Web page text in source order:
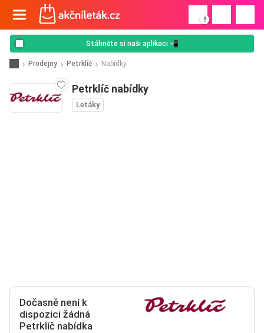
!
Stáhněte si naši aplikaci 📲
Prodejny Petrklíč Nabídky
Petrklíč nabídky
Letáky
Dočasně není k
dispozici žádná
Petrklíč nabídka